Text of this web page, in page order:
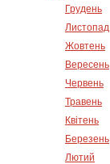
Грудень
Листопад
Жовтень
Вересень
Червень
Травень
Квітень
Березень
Лютий